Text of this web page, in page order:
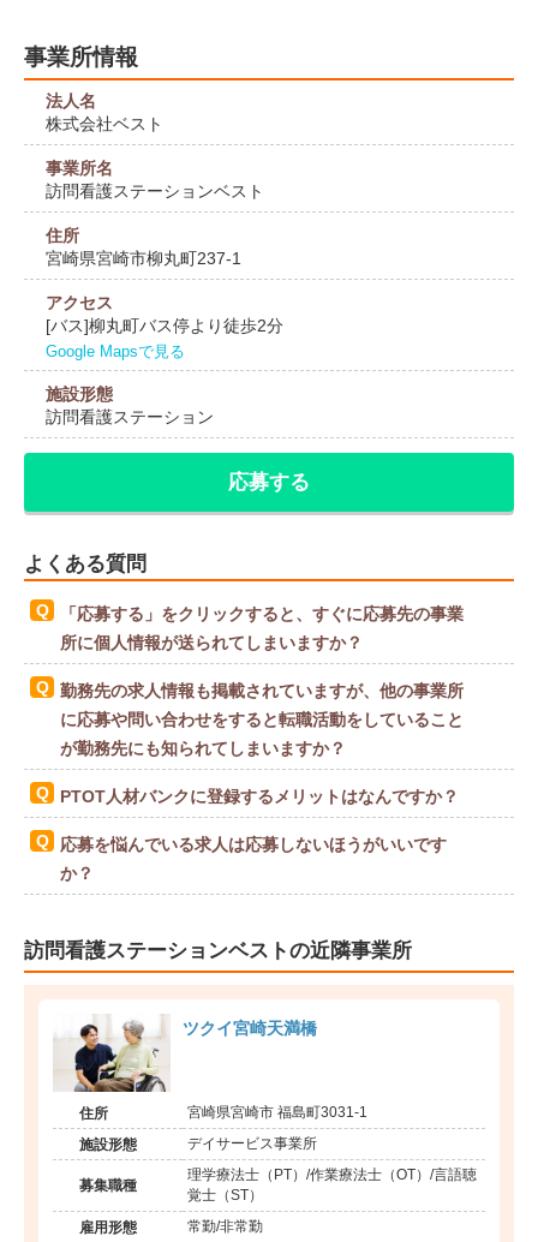
事業所情報
法人名
株式会社ベスト
事業所名
訪問看護ステーションベスト
住所
宮崎県宮崎市柳丸町237-1
アクセス
[バス]柳丸町バス停より徒歩2分
Google Mapsで見る
施設形態
訪問看護ステーション
応募する
よくある質問
「応募する」をクリックすると、すぐに応募先の事業
所に個人情報が送られてしまいますか？
勤務先の求人情報も掲載されていますが、他の事業所
に応募や問い合わせをすると転職活動をしていること
が勤務先にも知られてしまいますか？
PTOT人材バンクに登録するメリットはなんですか？
応募を悩んでいる求人は応募しないほうがいいです
か？
訪問看護ステーションベストの近隣事業所
ツクイ宮崎天満橋
住所 宮崎県宮崎市 福島町3031-1
施設形態 デイサービス事業所
募集職種
理学療法士（PT）/作業療法士（OT）/言語聴
覚士（ST）
雇用形態 常勤/非常勤